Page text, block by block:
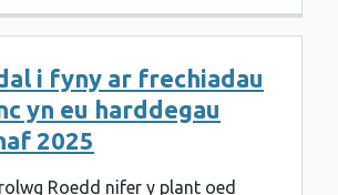
i fyny ar frechiadau
yn eu harddegau
2025
Roedd nifer y plant oed